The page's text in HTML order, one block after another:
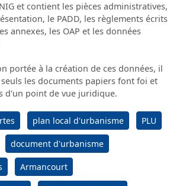
et contient les pièces administratives,
le PADD, les règlements écrits
annexes, les OAP et les données
portée à la création de ces données, il
les documents papiers font foi et
d'un point de vue juridique.
plan local d'urbanisme PLU
document d'urbanisme
Armancourt